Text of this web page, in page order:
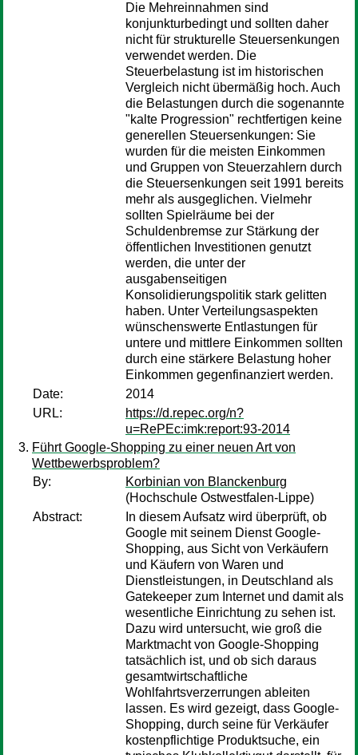
Die Mehreinnahmen sind
konjunkturbedingt und sollten daher
nicht für strukturelle Steuersenkungen
verwendet werden. Die
Steuerbelastung ist im historischen
Vergleich nicht übermäßig hoch. Auch
die Belastungen durch die sogenannte
"kalte Progression" rechtfertigen keine
generellen Steuersenkungen: Sie
wurden für die meisten Einkommen
und Gruppen von Steuerzahlern durch
die Steuersenkungen seit 1991 bereits
mehr als ausgeglichen. Vielmehr
sollten Spielräume bei der
Schuldenbremse zur Stärkung der
öffentlichen Investitionen genutzt
werden, die unter der
ausgabenseitigen
Konsolidierungspolitik stark gelitten
haben. Unter Verteilungsaspekten
wünschenswerte Entlastungen für
untere und mittlere Einkommen sollten
durch eine stärkere Belastung hoher
Einkommen gegenfinanziert werden.
Date:
2014
URL:
https://d.repec.org/n?
u=RePEc:imk:report:93-2014
Führt Google-Shopping zu einer neuen Art von
Wettbewerbsproblem?
By:
Korbinian von Blanckenburg
(Hochschule Ostwestfalen-Lippe)
Abstract:
In diesem Aufsatz wird überprüft, ob
Google mit seinem Dienst Google-
Shopping, aus Sicht von Verkäufern
und Käufern von Waren und
Dienstleistungen, in Deutschland als
Gatekeeper zum Internet und damit als
wesentliche Einrichtung zu sehen ist.
Dazu wird untersucht, wie groß die
Marktmacht von Google-Shopping
tatsächlich ist, und ob sich daraus
gesamtwirtschaftliche
Wohlfahrtsverzerrungen ableiten
lassen. Es wird gezeigt, dass Google-
Shopping, durch seine für Verkäufer
kostenpflichtige Produktsuche, ein